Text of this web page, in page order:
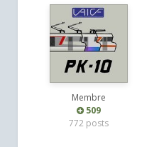
Membre
509
772 posts